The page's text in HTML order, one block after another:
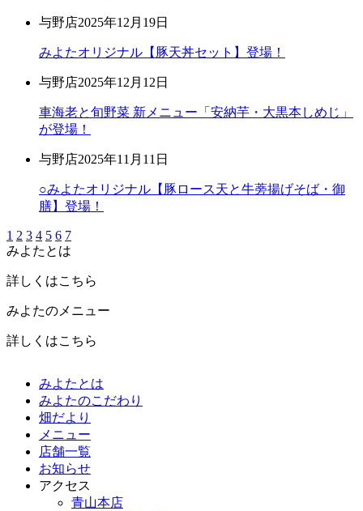
与野店2025年12月19日
みよたオリジナル【豚天丼セット】登場！
与野店2025年12月12日
車海老と旬野菜 新メニュー「安納芋・大黒本しめじ」
が登場！
与野店2025年11月11日
○みよたオリジナル【豚ロース天と牛蒡揚げそば・御
膳】登場！
1 2 3 4 5 6 7
みよたとは
詳しくはこちら
みよたのメニュー
詳しくはこちら
みよたとは
みよたのこだわり
畑だより
メニュー
店舗一覧
お知らせ
アクセス
青山本店